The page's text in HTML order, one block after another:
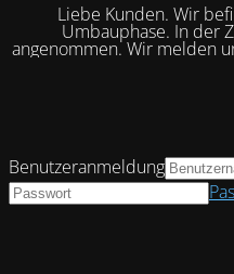
Liebe Kunden. Wir
Umbauphase. In der
angenommen. Wir melden
Benutzeranmeldung